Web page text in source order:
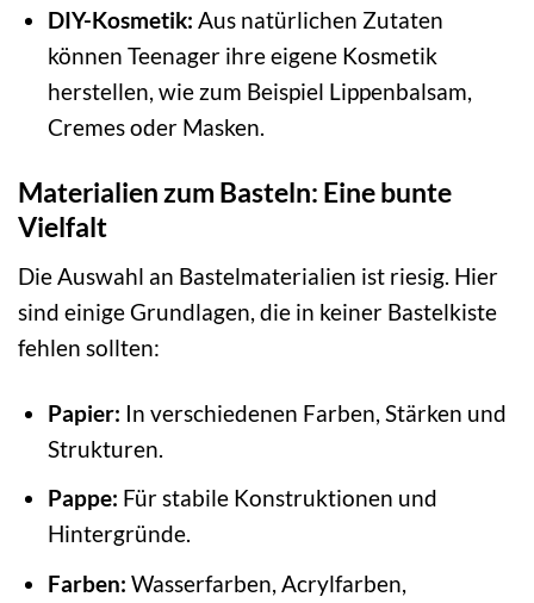
DIY-Kosmetik: Aus natürlichen Zutaten
können Teenager ihre eigene Kosmetik
herstellen, wie zum Beispiel Lippenbalsam,
Cremes oder Masken.
Materialien zum Basteln: Eine bunte
Vielfalt
Die Auswahl an Bastelmaterialien ist riesig. Hier
sind einige Grundlagen, die in keiner Bastelkiste
fehlen sollten:
Papier: In verschiedenen Farben, Stärken und
Strukturen.
Pappe: Für stabile Konstruktionen und
Hintergründe.
Farben: Wasserfarben, Acrylfarben,